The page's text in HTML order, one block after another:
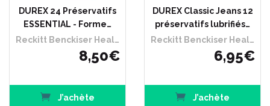
DUREX 24 Préservatifs
ESSENTIAL - Forme…
Reckitt Benckiser Healthcare France
8,50€
J’achète
DUREX Classic Jeans 12
préservatifs lubrifiés…
Reckitt Benckiser Healthcare France
6,95€
J’achète